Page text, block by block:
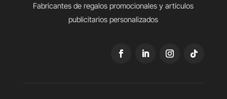
Fabricantes de regalos promocionales y artículos
publicitarios personalizados